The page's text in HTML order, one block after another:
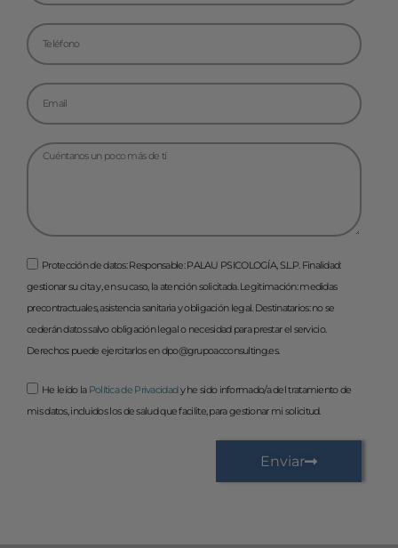
Protección de datos: Responsable: PALAU PSICOLOGÍA, S.L.P. Finalidad:
gestionar su cita y, en su caso, la atención solicitada. Legitimación: medidas
precontractuales, asistencia sanitaria y obligación legal. Destinatarios: no se
cederán datos salvo obligación legal o necesidad para prestar el servicio.
Derechos: puede ejercitarlos en dpo@grupoacconsulting.es.
He leído la Política de Privacidady he sido informado/a del tratamiento de
mis datos, incluidos los de salud que facilite, para gestionar mi solicitud.
Enviar